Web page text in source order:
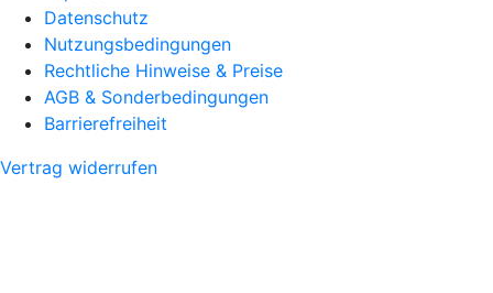
Datenschutz
Nutzungsbedingungen
Rechtliche Hinweise & Preise
AGB & Sonderbedingungen
Barrierefreiheit
Vertrag widerrufen